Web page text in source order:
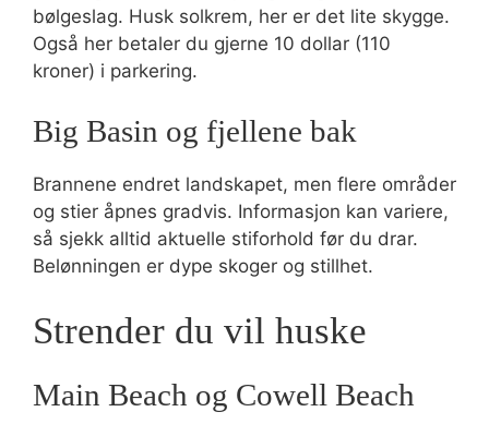
bølgeslag. Husk solkrem, her er det lite skygge.
Også her betaler du gjerne 10 dollar (110
kroner) i parkering.
Big Basin og fjellene bak
Brannene endret landskapet, men flere områder
og stier åpnes gradvis. Informasjon kan variere,
så sjekk alltid aktuelle stiforhold før du drar.
Belønningen er dype skoger og stillhet.
Strender du vil huske
Main Beach og Cowell Beach